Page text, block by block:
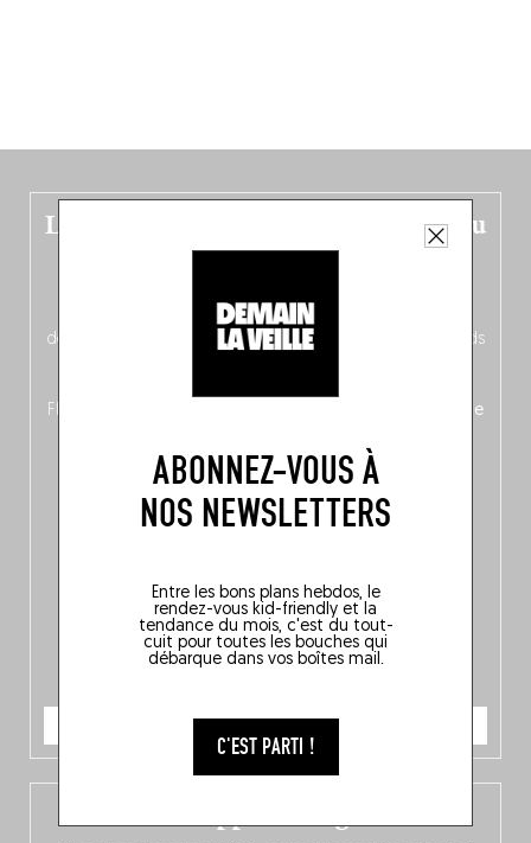
ABONNEZ-VOUS À
NOS NEWSLETTERS
Entre les bons plans hebdos, le
rendez-vous kid-friendly et la
tendance du mois, c'est du tout-
cuit pour toutes les bouches qui
débarque dans vos boîtes mail.
C'EST PARTI !
Le nouveau guide Belgique est sorti du
four !
néerlandais côté face – à moins que ne soit l’inverse ?),
découvrez
une partie mag « Nord-Zuid »
qui met les pieds
Flandre, à Bruxelles et en Wallonie, ainsi qu’
un palmarès de
JE COMMANDE